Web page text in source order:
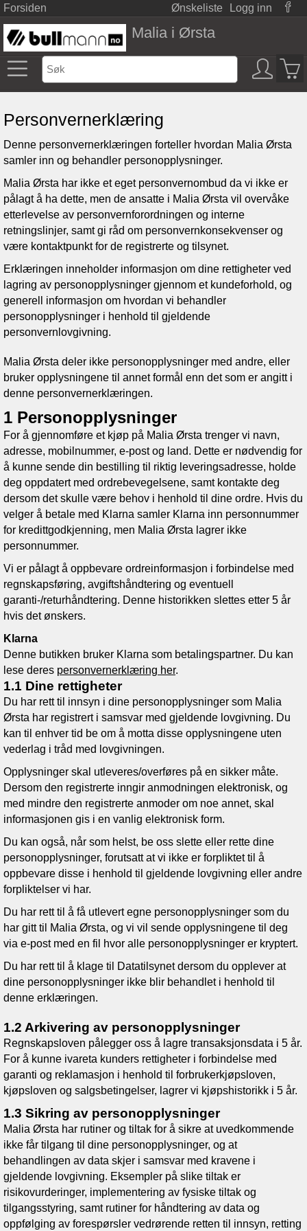
Forsiden Ønskeliste Logg inn
Malia i Ørsta
Personvernerklæring
Denne personvernerklæringen forteller hvordan Malia Ørsta
samler inn og behandler personopplysninger.
Malia Ørsta har ikke et eget personvernombud da vi ikke er
pålagt å ha dette, men de ansatte i Malia Ørsta vil overvåke
etterlevelse av personvernforordningen og interne
retningslinjer, samt gi råd om personvernkonsekvenser og
være kontaktpunkt for de registrerte og tilsynet.
Erklæringen inneholder informasjon om dine rettigheter ved
lagring av personopplysninger gjennom et kundeforhold, og
generell informasjon om hvordan vi behandler
personopplysninger i henhold til gjeldende
personvernlovgivning.
Malia Ørsta deler ikke personopplysninger med andre, eller
bruker opplysningene til annet formål enn det som er angitt i
denne personvernerklæringen.
1 Personopplysninger
For å gjennomføre et kjøp på Malia Ørsta trenger vi navn,
adresse, mobilnummer, e-post og land. Dette er nødvendig for
å kunne sende din bestilling til riktig leveringsadresse, holde
deg oppdatert med ordrebevegelsene, samt kontakte deg
dersom det skulle være behov i henhold til dine ordre. Hvis du
velger å betale med Klarna samler Klarna inn personnummer
for kredittgodkjenning, men Malia Ørsta lagrer ikke
personnummer.
Vi er pålagt å oppbevare ordreinformasjon i forbindelse med
regnskapsføring, avgiftshåndtering og eventuell
garanti-/returhåndtering. Denne historikken slettes etter 5 år
hvis det ønskers.
Klarna
Denne butikken bruker Klarna som betalingspartner. Du kan
lese deres personvernerklæring her.
1.1 Dine rettigheter
Du har rett til innsyn i dine personopplysninger som Malia
Ørsta har registrert i samsvar med gjeldende lovgivning. Du
kan til enhver tid be om å motta disse opplysningene uten
vederlag i tråd med lovgivningen.
Opplysninger skal utleveres/overføres på en sikker måte.
Dersom den registrerte inngir anmodningen elektronisk, og
med mindre den registrerte anmoder om noe annet, skal
informasjonen gis i en vanlig elektronisk form.
Du kan også, når som helst, be oss slette eller rette dine
personopplysninger, forutsatt at vi ikke er forpliktet til å
oppbevare disse i henhold til gjeldende lovgivning eller andre
forpliktelser vi har.
Du har rett til å få utlevert egne personopplysninger som du
har gitt til
Malia Ørsta, og vi vil sende opplysningene til deg
via e-post med en fil hvor alle personopplysninger er kryptert.
Du har rett til å klage til Datatilsynet dersom du opplever at
dine personopplysninger ikke blir behandlet i henhold til
denne erklæringen.
1.2 Arkivering av personopplysninger
Regnskapsloven pålegger oss å lagre transaksjonsdata i 5 år.
For å kunne ivareta kunders rettigheter i forbindelse med
garanti og reklamasjon i henhold til forbrukerkjøpsloven,
kjøpsloven og salgsbetingelser, lagrer vi kjøpshistorikk i 5 år.
1.3 Sikring av personopplysninger
Malia Ørsta har rutiner og tiltak for å sikre at uvedkommende
ikke får tilgang til dine personopplysninger, og at
behandlingen av data skjer i samsvar med kravene i
gjeldende lovgivning. Eksempler på slike tiltak er
risikovurderinger, implementering av fysiske tiltak og
tilgangsstyring, samt rutiner for håndtering av data og
oppfølging av forespørsler vedrørende retten til innsyn, retting